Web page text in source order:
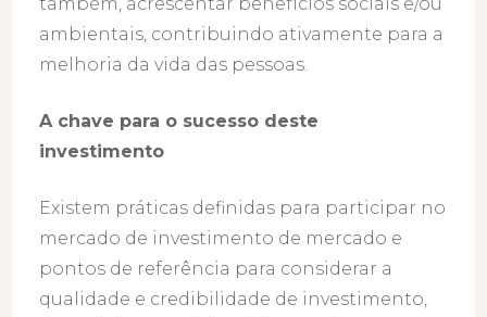
ambientais, contribuindo ativamente para a
melhoria da vida das pessoas.
A chave para o sucesso deste
investimento
Existem práticas definidas para participar no
mercado de investimento de mercado e
pontos de referência para considerar a
qualidade e credibilidade de investimento,